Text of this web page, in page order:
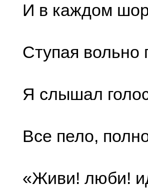
И в каждом
Ступая вольно
Я слышал
Все пело,
«Живи! люби!